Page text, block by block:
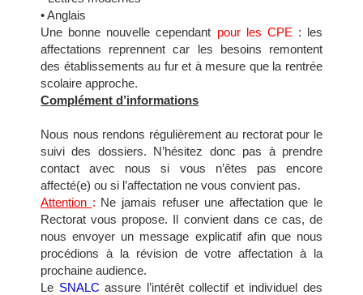
• Anglais
Une bonne nouvelle cependant pour les CPE : les
affectations reprennent car les besoins remontent
des établissements au fur et à mesure que la rentrée
scolaire approche.
Complément d’informations
Nous nous rendons régulièrement au rectorat pour le
suivi des dossiers. N’hésitez donc pas à prendre
contact avec nous si vous n’êtes pas encore
affecté(e) ou si l’affectation ne vous convient pas.
Attention : Ne jamais refuser une affectation que le
Rectorat vous propose. Il convient dans ce cas, de
nous envoyer un message explicatif afin que nous
procédions à la révision de votre affectation à la
prochaine audience.
Le SNALC assure l’intérêt collectif et individuel des